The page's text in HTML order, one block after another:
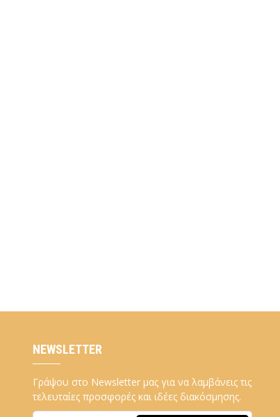
NEWSLETTER
Γράψου στο Newsletter μας για να λαμβάνεις τις
τελευταίες προσφορές και ιδέες διακόσμησης.